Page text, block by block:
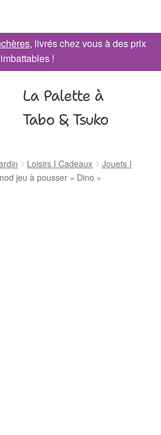
, livrés chez vous à des prix
imbattables !
La Palette à
Tabo & Tsuko
Loisirs I Cadeaux
Jouets I
jeu à pousser « Dino »